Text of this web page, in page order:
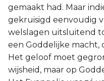
gemaakt had. Maar
gekruisigd eenvoudig
welslagen uitsluitend
een Goddelijke macht,
Het geloof moet
wijsheid, maar op